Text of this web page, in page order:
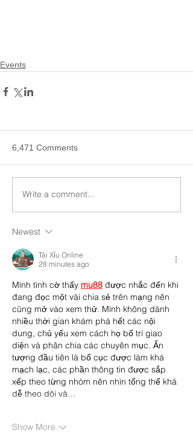
Events
6,471 Comments
Write a comment...
Newest
Tài Xỉu Online
28 minutes ago
Mình tình cờ thấy mu88 được nhắc đến khi
đang đọc một vài chia sẻ trên mạng nên
cũng mở vào xem thử. Mình không dành
nhiều thời gian khám phá hết các nội
dung, chủ yếu xem cách họ bố trí giao
diện và phân chia các chuyên mục. Ấn
tượng đầu tiên là bố cục được làm khá
mạch lạc, các phần thông tin được sắp
xếp theo từng nhóm nên nhìn tổng thể khá
dễ theo dõi và…
Show More